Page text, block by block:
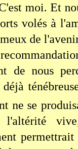
moi. Et
volés à
de
de nous
ne se
l'altérité